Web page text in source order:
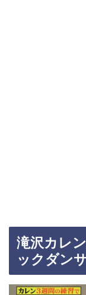
滝沢カレ
ックダン